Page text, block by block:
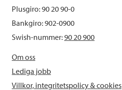
Plusgiro: 90 20 90-0
Bankgiro: 902-0900
Swish-nummer:90 20 900
Om oss
Lediga jobb
Villkor, integritetspolicy & cookies